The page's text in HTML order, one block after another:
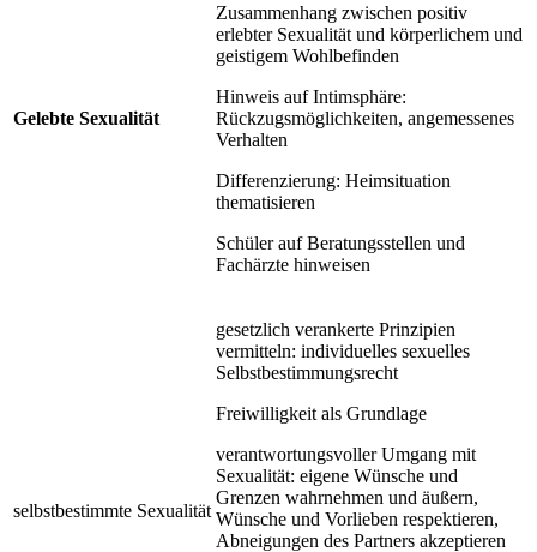
Gelebte Sexualität
Zusammenhang zwischen positiv
erlebter Sexualität und körperlichem und
geistigem Wohlbefinden
Hinweis auf Intimsphäre:
Rückzugsmöglichkeiten, angemessenes
Verhalten
Differenzierung: Heimsituation
thematisieren
Schüler auf Beratungsstellen und
Fachärzte hinweisen
selbstbestimmte Sexualität
gesetzlich verankerte Prinzipien
vermitteln: individuelles sexuelles
Selbstbestimmungsrecht
Freiwilligkeit als Grundlage
verantwortungsvoller Umgang mit
Sexualität: eigene Wünsche und
Grenzen wahrnehmen und äußern,
Wünsche und Vorlieben respektieren,
Abneigungen des Partners akzeptieren